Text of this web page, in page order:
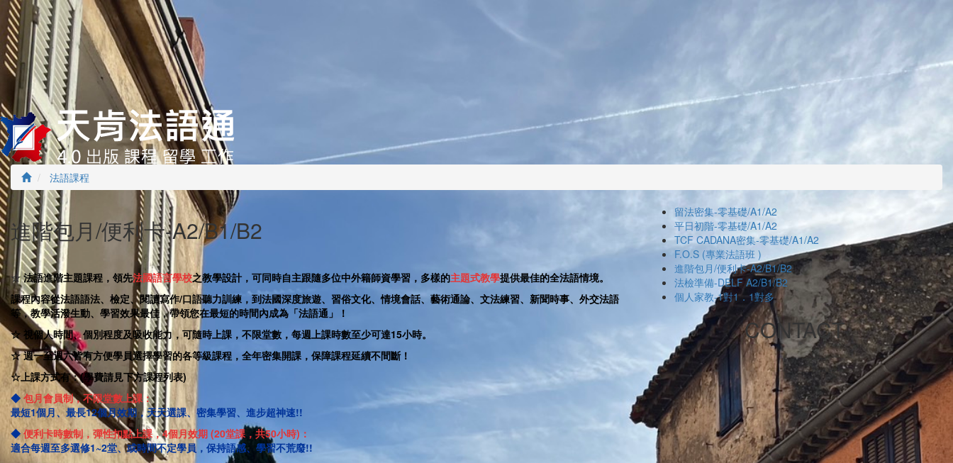
法語課程
進階包月/便利卡-A2/B1/B2
☆法語進階主題課程，領先法國語言學校之教學設計，可同時自主跟隨多位中外籍師資學習，多樣的主題式教學提供最佳的全法語情境。
課程內容從法語語法、檢定、閱讀寫作/口語聽力訓練，到法國深度旅遊、習俗文化、情境會話、藝術通論、文法練習、新聞時事、外交法語
等，教學活潑生動、學習效果最佳，帶領您在最短的時間內成為「法語通」！
☆ 視個人時間、個別程度及吸收能力，可隨時上課，不限堂數，每週上課時數至少可達15小時。
☆ 週一至週六皆有方便學員選擇學習的各等級課程， 全年密集開課，保障課程延續不間斷！
☆上課方式有：(學費請見下方課程列表)
◆ 包月會員制，不限堂數上課：
最短1個月、最長12個月效期，天天選課、密集學習、進步超神速!!
◆便利卡時數制，彈性扣點上課，4個月效期 (20堂課，共50小時)：
適合每週至多選修1~2堂、或時間不定學員，保持語感、學習不荒廢!!
留法密集-零基礎/A1/A2
平日初階-零基礎/A1/A2
TCF CADANA密集-零基礎/A1/A2
F.O.S (專業法語班 )
進階包月/便利卡-A2/B1/B2
法檢準備-DELF A2/B1/B2
個人家教-1對1．1對多
CONTACT